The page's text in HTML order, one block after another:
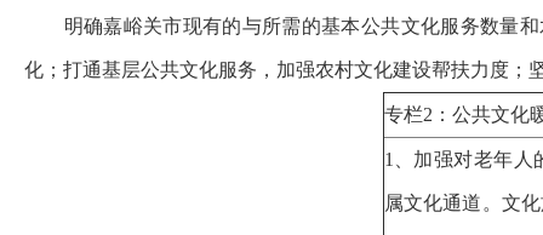
明确嘉峪关市现有的与所需的基本公共文化服务数量
化；打通基层公共文化服务，加强农村文化建设帮扶力度
专栏2：公共文化
1、加强对老年人
属文化通道。文